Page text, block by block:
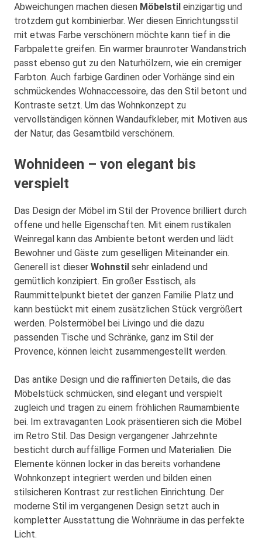
Abweichungen machen diesen Möbelstil einzigartig und
trotzdem gut kombinierbar. Wer diesen Einrichtungsstil
mit etwas Farbe verschönern möchte kann tief in die
Farbpalette greifen. Ein warmer braunroter Wandanstrich
passt ebenso gut zu den Naturhölzern, wie ein cremiger
Farbton. Auch farbige Gardinen oder Vorhänge sind ein
schmückendes Wohnaccessoire, das den Stil betont und
Kontraste setzt. Um das Wohnkonzept zu
vervollständigen können Wandaufkleber, mit Motiven aus
der Natur, das Gesamtbild verschönern.
Wohnideen – von elegant bis
verspielt
Das Design der Möbel im Stil der Provence brilliert durch
offene und helle Eigenschaften. Mit einem rustikalen
Weinregal kann das Ambiente betont werden und lädt
Bewohner und Gäste zum geselligen Miteinander ein.
Generell ist dieser Wohnstil sehr einladend und
gemütlich konzipiert. Ein großer Esstisch, als
Raummittelpunkt bietet der ganzen Familie Platz und
kann bestückt mit einem zusätzlichen Stück vergrößert
werden. Polstermöbel bei Livingo und die dazu
passenden Tische und Schränke, ganz im Stil der
Provence, können leicht zusammengestellt werden.
Das antike Design und die raffinierten Details, die das
Möbelstück schmücken, sind elegant und verspielt
zugleich und tragen zu einem fröhlichen Raumambiente
bei. Im extravaganten Look präsentieren sich die Möbel
im Retro Stil. Das Design vergangener Jahrzehnte
besticht durch auffällige Formen und Materialien. Die
Elemente können locker in das bereits vorhandene
Wohnkonzept integriert werden und bilden einen
stilsicheren Kontrast zur restlichen Einrichtung. Der
moderne Stil im vergangenen Design setzt auch in
kompletter Ausstattung die Wohnräume in das perfekte
Licht.